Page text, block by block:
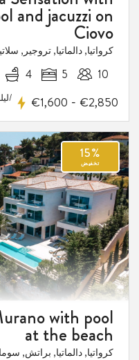
and jacuzzi on
Ciovo
كرواتيا, دالماتيا, تروجير,
10
5
4
€1,600 - €2,850
/
with pool
at the beach
كرواتيا, دالماتيا, براتش,